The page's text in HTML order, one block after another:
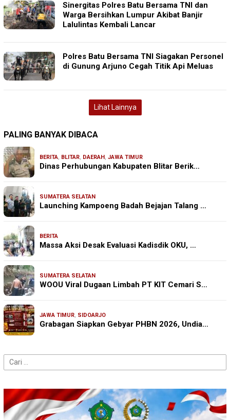
Sinergitas Polres Batu Bersama TNI dan
Warga Bersihkan Lumpur Akibat Banjir
Lalulintas Kembali Lancar
Polres Batu Bersama TNI Siagakan Personel
di Gunung Arjuno Cegah Titik Api Meluas
Lihat Lainnya
PALING BANYAK DIBACA
BERITA, BLITAR, DAERAH , JAWA TIMUR
Dinas Perhubungan Kabupaten Blitar Berik…
SUMATERA SELATAN
Launching Kampoeng Badah Bejajan Talang …
BERITA
Massa Aksi Desak Evaluasi Kadisdik OKU, …
SUMATERA SELATAN
WOOU Viral Dugaan Limbah PT KIT Cemari S…
JAWA TIMUR, SIDOARJO
Grabagan Siapkan Gebyar PHBN 2026, Undia…
Cari
untuk: